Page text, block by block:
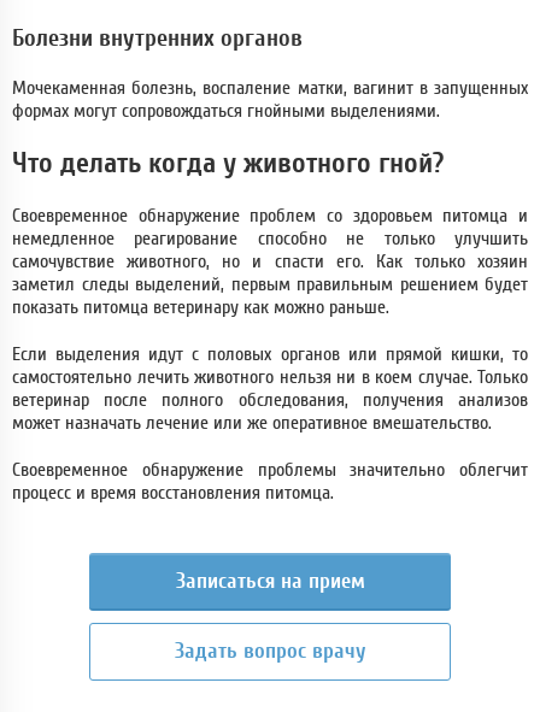
Болезни внутренних органов
Мочекаменная болезнь, воспаление матки, вагинит в запущенных
формах могут сопровождаться гнойными выделениями.
Что делать когда у животного гной?
Своевременное обнаружение проблем со здоровьем питомца и
немедленное реагирование способно не только улучшить
самочувствие животного, но и спасти его. Как только хозяин
заметил следы выделений, первым правильным решением будет
показать питомца ветеринару как можно раньше.
Если выделения идут с половых органов или прямой кишки, то
самостоятельно лечить животного нельзя ни в коем случае. Только
ветеринар после полного обследования, получения анализов
может назначать лечение или же оперативное вмешательство.
Своевременное обнаружение проблемы значительно облегчит
процесс и время восстановления питомца.
Записаться на прием
Задать вопрос врачу